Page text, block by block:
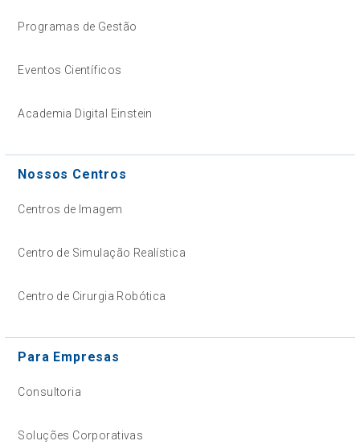
Programas de Gestão
Eventos Científicos
Academia Digital Einstein
Nossos Centros
Centros de Imagem
Centro de Simulação Realística
Centro de Cirurgia Robótica
Para Empresas
Consultoria
Soluções Corporativas